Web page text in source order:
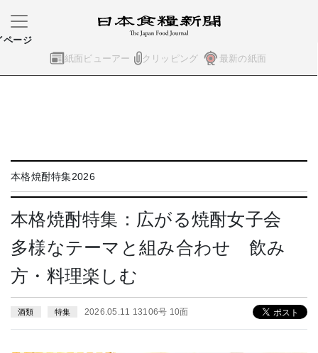
紙面ビューアー クリッピング 最新の紙面
ページ
本格焼酎特集2026
本格焼酎特集：広がる焼酎女子会
多様なテーマと組み合わせ 飲み
方・料理楽しむ
酒類 特集 2026.05.11 13106号 10面